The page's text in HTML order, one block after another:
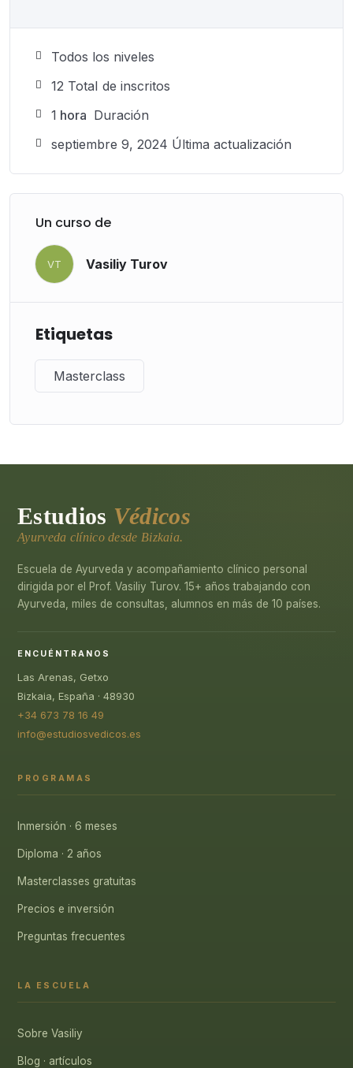
Todos los niveles
12 TotaI de inscritos
1 hora Duración
septiembre 9, 2024 Última actualización
Un curso de
VT Vasiliy Turov
Etiquetas
Masterclass
Estudios Védicos
Ayurveda clínico desde Bizkaia.
Escuela de Ayurveda y acompañamiento clínico personal
dirigida por el Prof. Vasiliy Turov. 15+ años trabajando con
Ayurveda, miles de consultas, alumnos en más de 10 países.
ENCUÉNTRANOS
Las Arenas, Getxo
Bizkaia, España · 48930
+34 673 78 16 49
info@estudiosvedicos.es
PROGRAMAS
Inmersión · 6 meses
Diploma · 2 años
Masterclasses gratuitas
Precios e inversión
Preguntas frecuentes
LA ESCUELA
Sobre Vasiliy
Blog · artículos